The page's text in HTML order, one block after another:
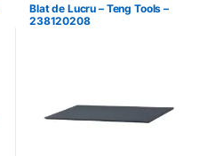
Blat de Lucru – Teng Tools –
238120208